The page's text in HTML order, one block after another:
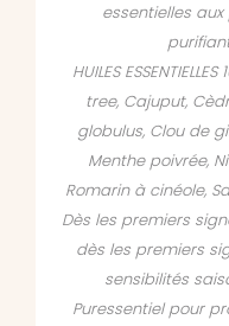
essentielles
HUILES
tree, Cajuput,
globulus, Clou de
Menthe poivrée,
Romarin à cinéole,
Dès les premiers
dès les premiers
sensibilités
Puressentiel pour